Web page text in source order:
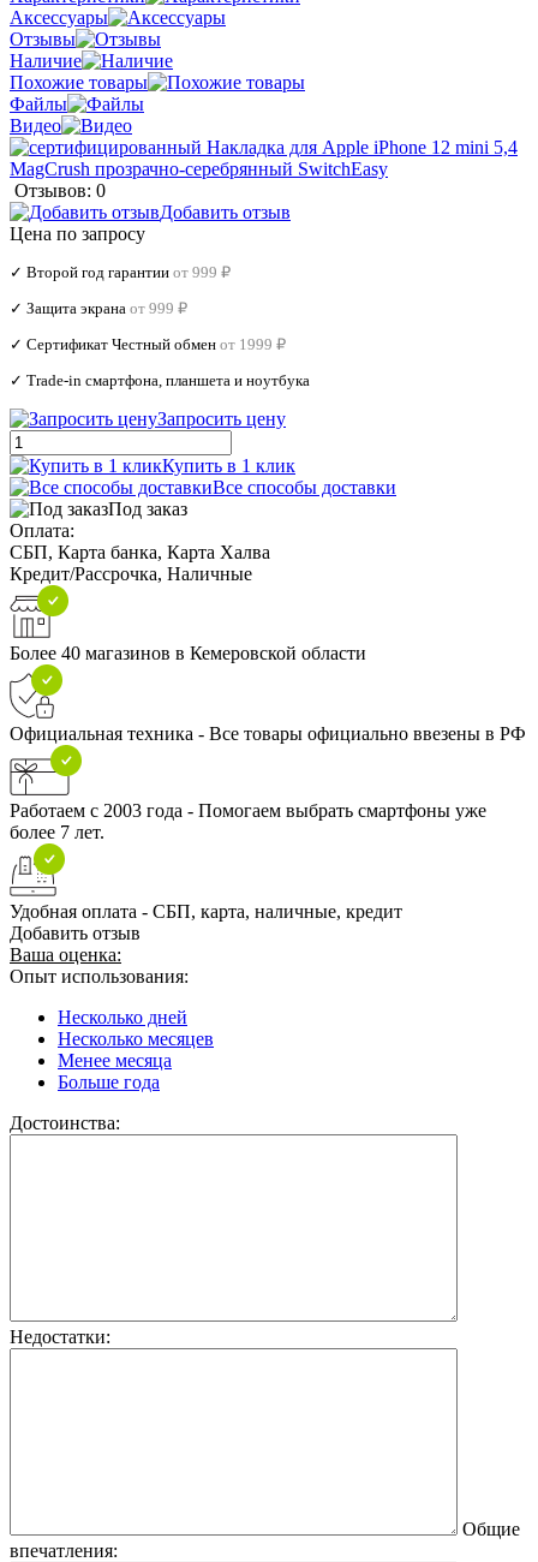
Аксессуары
Отзывы
Наличие
Похожие товары
Файлы
Видео
Отзывов: 0
Добавить отзыв
Цена по запросу
✓ Второй год гарантии от 999 ₽
✓ Защита экрана от 999 ₽
✓ Сертификат Честный обмен от 1999 ₽
✓ Trade‑in смартфона, планшета и ноутбука
Запросить цену
Купить в 1 клик
Все способы доставки
Под заказ
Оплата:
СБП, Карта банка, Карта Халва
Кредит/Рассрочка, Наличные
Более 40 магазинов в Кемеровской области
Официальная техника - Все товары официально ввезены в РФ
Работаем с 2003 года - Помогаем выбрать смартфоны уже
более 7 лет.
Удобная оплата - СБП, карта, наличные, кредит
Добавить отзыв
Ваша оценка:
Опыт использования:
Несколько дней
Несколько месяцев
Менее месяца
Больше года
Достоинства:
Недостатки:
Общие
впечатления: